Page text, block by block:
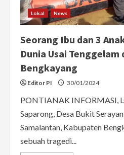
Lokal News
Seorang Ibu dan 3
Dunia Usai Tenggelam
Bengkayang
Editor PI 30/01/2024
PONTIANAK INFORMASI,
Saparong, Desa Bukit
Samalantan, Kabupaten
sebuah tragedi...